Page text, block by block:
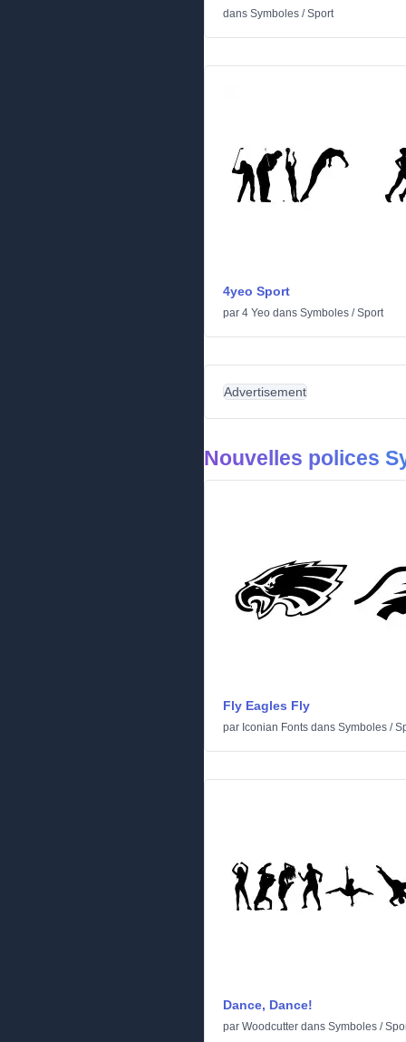
dans Symboles /Sport
4yeo Sport
par 4 Yeo dans Symboles /Sport
Advertisement
Nouvelles polices
Fly Eagles Fly
par Iconian Fonts dans Symboles /
Dance, Dance!
par Woodcutter dans Symboles /